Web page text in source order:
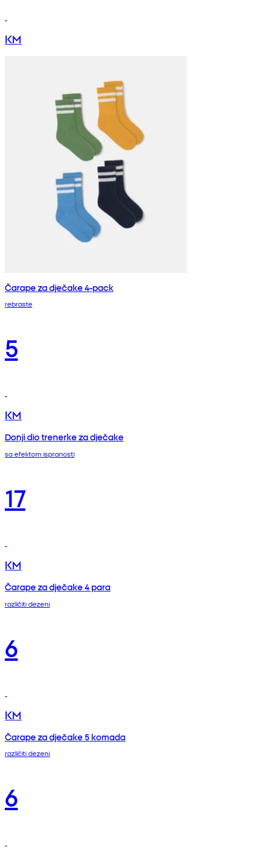
KM
Čarape za dječake 4-pack
rebraste
5
KM
Donji dio trenerke za dječake
sa efektom ispranosti
17
KM
Čarape za dječake 4 para
različiti dezeni
6
KM
Čarape za dječake 5 komada
različiti dezeni
6